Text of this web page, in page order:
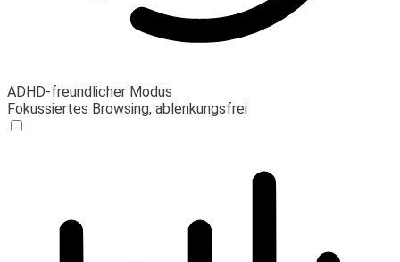
ADHD-freundlicher Modus
Fokussiertes Browsing, ablenkungsfrei